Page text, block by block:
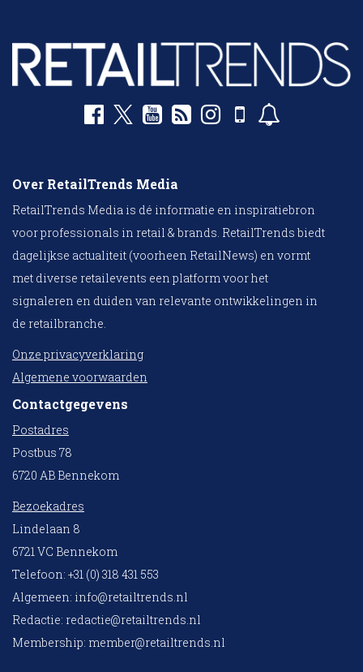
Over RetailTrends Media
RetailTrends Media is dé informatie en inspiratiebron
voor professionals in retail & brands. RetailTrends biedt
dagelijkse actualiteit (voorheen RetailNews) en vormt
met diverse retailevents een platform voor het
signaleren en duiden van relevante ontwikkelingen in
de retailbranche.
Onze privacyverklaring
Algemene voorwaarden
Contactgegevens
Postadres
Postbus 78
6720 AB Bennekom
Bezoekadres
Lindelaan 8
6721 VC Bennekom
Telefoon: +31 (0) 318 431 553
Algemeen: info@retailtrends.nl
Redactie: redactie@retailtrends.nl
Membership: member@retailtrends.nl